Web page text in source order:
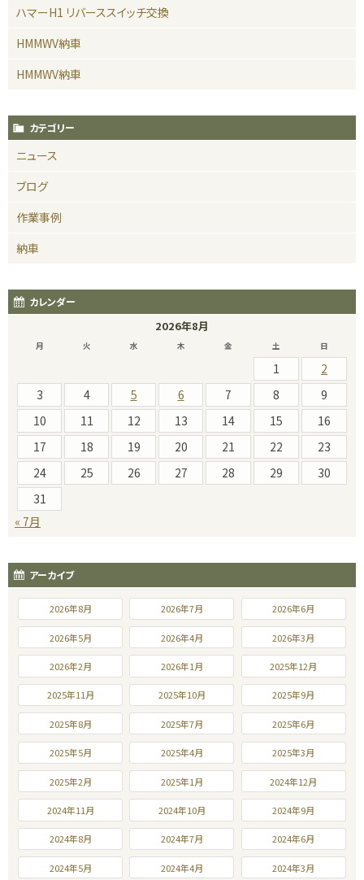
ハマーH1 リバーススイッチ交換
HMMWV納車
HMMWV納車
カテゴリー
ニュース
ブログ
作業事例
納車
カレンダー
2026年8月
月 火 水 木 金 土 日
1
2
3
4 5 6 7 8
9
10
11 12 13 14 15
16
17
18 19 20 21 22
23
24
25 26 27 28 29
30
31
« 7月
アーカイブ
2026年8月 2026年7月 2026年6月
2026年5月 2026年4月 2026年3月
2026年2月 2026年1月 2025年12月
2025年11月 2025年10月 2025年9月
2025年8月 2025年7月 2025年6月
2025年5月 2025年4月 2025年3月
2025年2月 2025年1月 2024年12月
2024年11月 2024年10月 2024年9月
2024年8月 2024年7月 2024年6月
2024年5月 2024年4月 2024年3月